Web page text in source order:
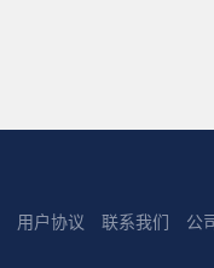
用户协议 联系我们 公